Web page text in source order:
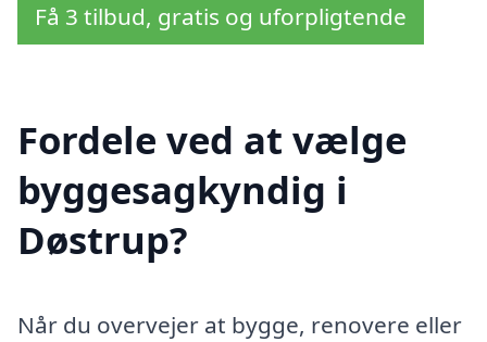
Få 3 tilbud, gratis og uforpligtende
Fordele ved at vælge
byggesagkyndig i
Døstrup?
Når du overvejer at bygge, renovere eller